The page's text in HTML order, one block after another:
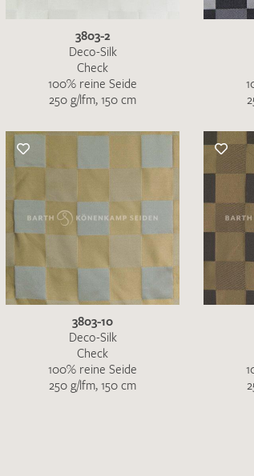
Ich bin damit
genutzt
3803-2
Deco-Silk
Check
100% reine Seide
250 g/lfm, 150 cm
3803-10
Deco-Silk
Check
100% reine Seide
250 g/lfm, 150 cm